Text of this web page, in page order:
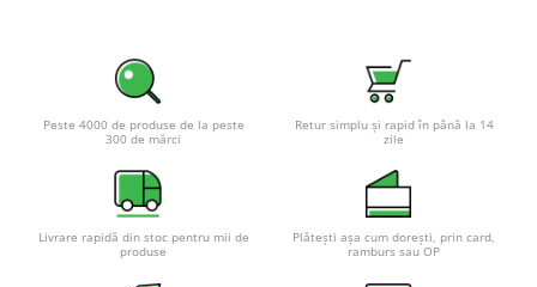
Peste 4000 de produse de la peste
300 de mărci
Retur simplu și rapid în până la 14
zile
Livrare rapidă din stoc pentru mii de
produse
Plătești așa cum dorești, prin card,
ramburs sau OP